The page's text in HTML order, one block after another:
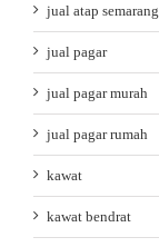
jual atap semarang
jual pagar
jual pagar murah
jual pagar rumah
kawat
kawat bendrat